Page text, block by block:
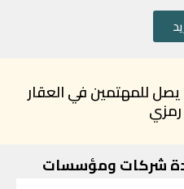
للمهتمين في العقار
شركات ومؤسسات